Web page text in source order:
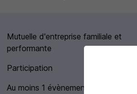
Mutuelle d'entreprise familiale et
performante
Participation
Au moins 1 évènement de cohésion